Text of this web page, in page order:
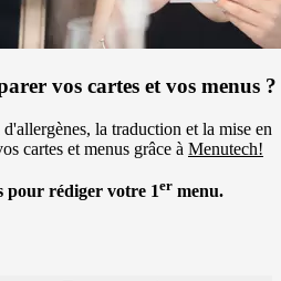
vos cartes et vos menus ?
la traduction et la mise en
cartes et menus grâce à Menutech!
pour rédiger votre 1er menu.